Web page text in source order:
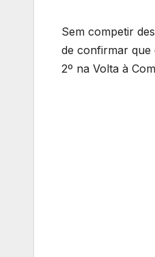
Sem competir
de confirmar que
2º na Volta à